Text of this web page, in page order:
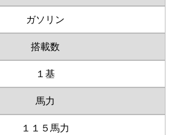
ガソリン
搭載数
１基
馬力
１１５馬力